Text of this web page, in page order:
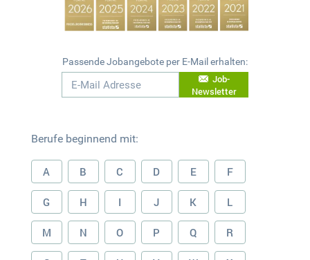
Passende Jobangebote per E-Mail erhalten:
Job-
Newsletter
Berufe beginnend mit:
A B C D E F
G H I J K L
M N O P Q R